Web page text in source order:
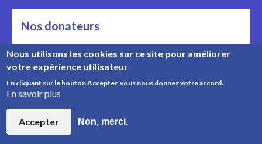
Nos donateurs
Ils nous soutiennent
Rencontrez nos donateurs
Nous utilisons les cookies sur ce site pour améliorer
votre expérience utilisateur
En cliquant sur le bouton Accepter, vous nous donnez votre accord.
En savoir plus
Accepter Non, merci.